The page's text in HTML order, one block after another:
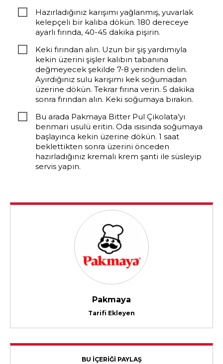
Hazırladığınız karışımı yağlanmış, yuvarlak
kelepçeli bir kalıba dökün. 180 dereceye
ayarlı fırında, 40-45 dakika pişirin.
Keki fırından alın. Uzun bir şiş yardımıyla
kekin üzerini şişler kalıbın tabanına
değmeyecek şekilde 7-8 yerinden delin.
Ayırdığınız sulu karışımı kek soğumadan
üzerine dökün. Tekrar fırına verin. 5 dakika
sonra fırından alın. Keki soğumaya bırakın.
Bu arada Pakmaya Bitter Pul Çikolata’yı
benmari usulü eritin. Oda ısısında soğumaya
başlayınca kekin üzerine dökün. 1 saat
beklettikten sonra üzerini önceden
hazırladığınız kremalı krem şanti ile süsleyip
servis yapın.
Pakmaya
Tarifi Ekleyen
BU İÇERİĞİ PAYLAŞ